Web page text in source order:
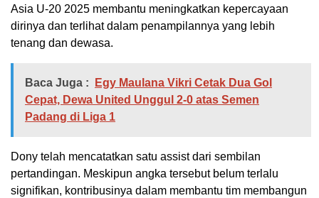
Asia U-20 2025 membantu meningkatkan kepercayaan
dirinya dan terlihat dalam penampilannya yang lebih
tenang dan dewasa.
Baca Juga :
Egy Maulana Vikri Cetak Dua Gol
Cepat, Dewa United Unggul 2-0 atas Semen
Padang di Liga 1
Dony telah mencatatkan satu assist dari sembilan
pertandingan. Meskipun angka tersebut belum terlalu
signifikan, kontribusinya dalam membantu tim membangun